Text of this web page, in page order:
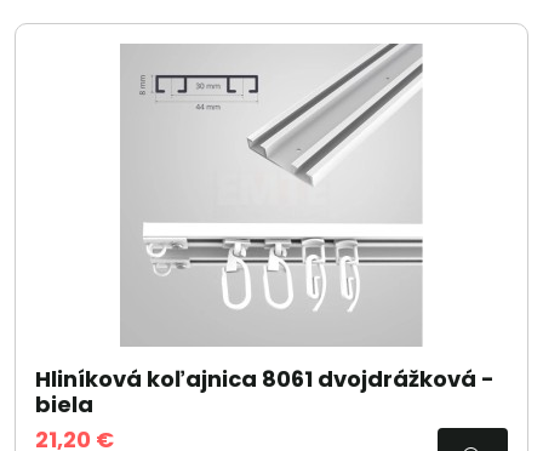
Hliníková koľajnica 8061 dvojdrážková -
biela
21,20 €